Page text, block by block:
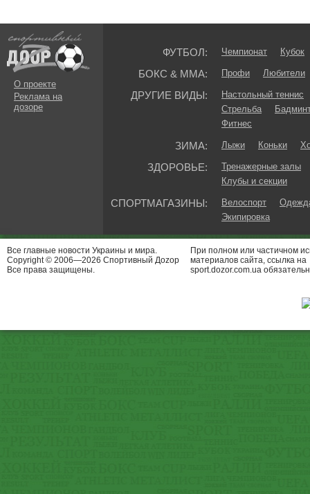
О проекте
Реклама на
дозоре
ФУТБОЛ: Чемпионат Кубок
БОКС & ММА: Профи Любители
ДРУГИЕ ВИДЫ:
Настольный теннис
Стрельба
Фитнес
ЗИМА: Лыжи Коньки
ЗДОРОВЬЕ:
Тренажерные залы
Клубы и секции
СПОРТМАГАЗИНЫ: Велоспорт
Экипировка
Все главные новости Украины и мира.
Copyright © 2006—2026 Спортивный Доzор
Все права защищены.
При полном или частичном
материалов сайта, ссылка на
sport.dozor.com.ua